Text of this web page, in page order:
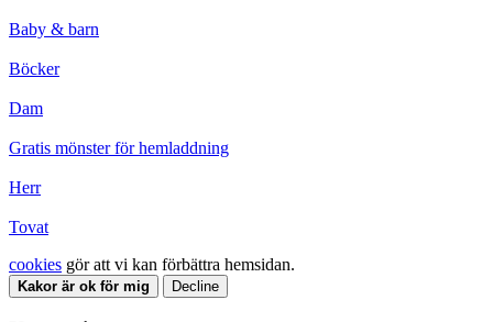
Baby & barn
Böcker
Dam
Gratis mönster för hemladdning
Herr
Tovat
cookies gör att vi kan förbättra hemsidan.
Kakor är ok för mig Decline